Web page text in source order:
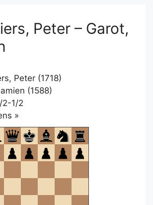
Peter – Garot,
Peter (1718)
(1588)
2-1/2
»
om
te
openen.